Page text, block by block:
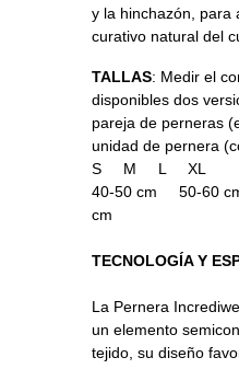
y la hinchazón, para
curativo natural del
TALLAS: Medir el
disponibles dos
pareja de perneras
unidad de pernera
S M L XL
40-50 cm 50-60
cm
TECNOLOGÍA Y
La Pernera
un elemento
tejido, su diseño